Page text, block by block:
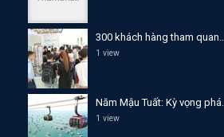
300 khách hàng tham quan...
1 view
Năm Mậu Tuất: Kỳ vọng phá...
1 view